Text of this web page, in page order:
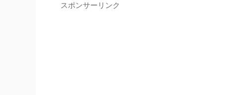
スポンサーリンク